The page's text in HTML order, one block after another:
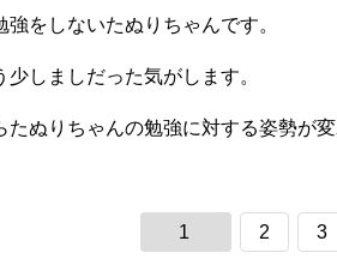
をしないたぬりちゃんです。
しましだった気がします。
ぬりちゃんの勉強に対する姿勢が変
1 2 3